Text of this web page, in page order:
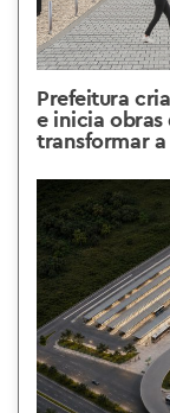
Prefeitura
e inicia obras
transformar